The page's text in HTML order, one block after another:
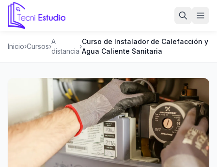
Ir a la página de inicio de Tecni Estudio
Inicio›Cursos›
A
distancia
›
Curso de Instalador de Calefacción y
Agua Caliente Sanitaria